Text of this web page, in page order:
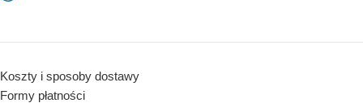
Koszty i sposoby dostawy
Formy płatności